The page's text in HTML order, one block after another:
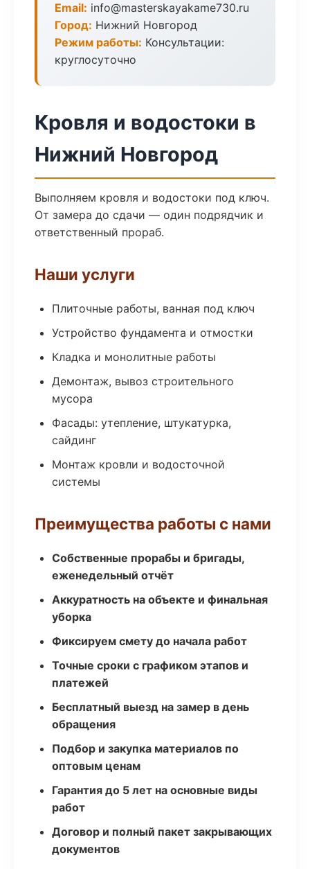
Email: info@masterskayakame730.ru
Город: Нижний Новгород
Режим работы: Консультации:
круглосуточно
Кровля и водостоки в
Нижний Новгород
Выполняем кровля и водостоки под ключ.
От замера до сдачи — один подрядчик и
ответственный прораб.
Наши услуги
Плиточные работы, ванная под ключ
Устройство фундамента и отмостки
Кладка и монолитные работы
Демонтаж, вывоз строительного
мусора
Фасады: утепление, штукатурка,
сайдинг
Монтаж кровли и водосточной
системы
Преимущества работы с нами
Собственные прорабы и бригады,
еженедельный отчёт
Аккуратность на объекте и финальная
уборка
Фиксируем смету до начала работ
Точные сроки с графиком этапов и
платежей
Бесплатный выезд на замер в день
обращения
Подбор и закупка материалов по
оптовым ценам
Гарантия до 5 лет на основные виды
работ
Договор и полный пакет закрывающих
документов